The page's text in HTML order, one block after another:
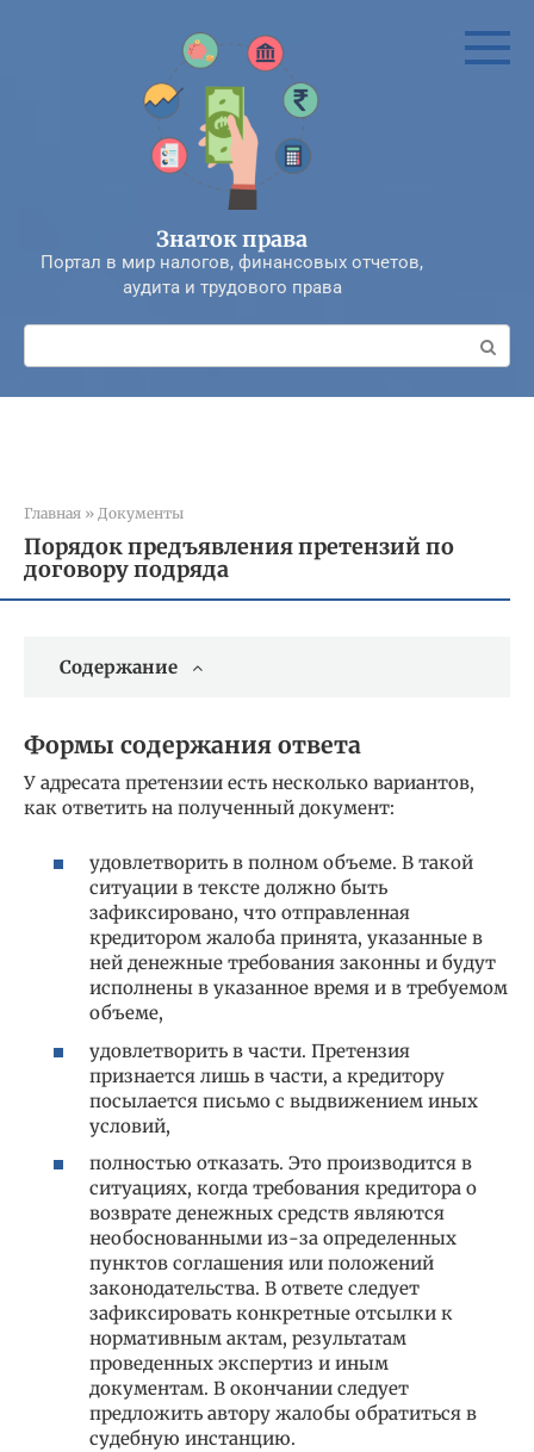
Знаток права
Портал в мир налогов, финансовых отчетов,
аудита и трудового права
Поиск:
Главная » Документы
Порядок предъявления претензий по
договору подряда
Содержание
Формы содержания ответа
У адресата претензии есть несколько вариантов,
как ответить на полученный документ:
удовлетворить в полном объеме. В такой
ситуации в тексте должно быть
зафиксировано, что отправленная
кредитором жалоба принята, указанные в
ней денежные требования законны и будут
исполнены в указанное время и в требуемом
объеме,
удовлетворить в части. Претензия
признается лишь в части, а кредитору
посылается письмо с выдвижением иных
условий,
полностью отказать. Это производится в
ситуациях, когда требования кредитора о
возврате денежных средств являются
необоснованными из-за определенных
пунктов соглашения или положений
законодательства. В ответе следует
зафиксировать конкретные отсылки к
нормативным актам, результатам
проведенных экспертиз и иным
документам. В окончании следует
предложить автору жалобы обратиться в
судебную инстанцию.